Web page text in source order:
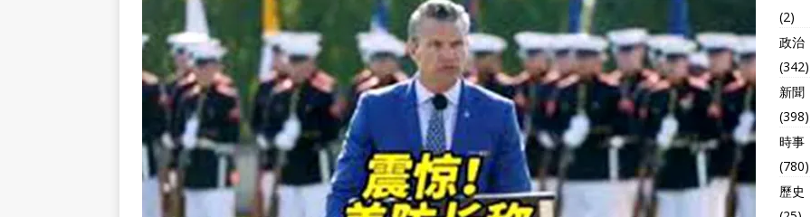
(2)
政治
(342)
新聞
(398)
時事
(780)
歷史